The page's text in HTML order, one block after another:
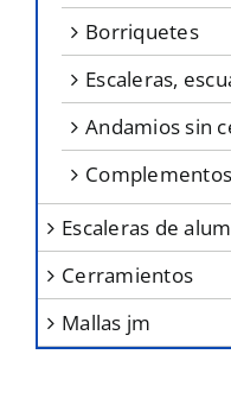
borriquetes
escaleras,
andamios sin
escaleras de
cerramientos
mallas jm